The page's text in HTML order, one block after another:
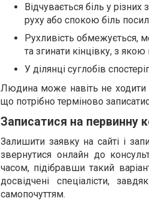
Відчувається біль у
руху або спокою біль
Рухливість обмежується,
та згинати кінцівку, з
У ділянці суглобів
Людина може навіть не ходити
що потрібно терміново
Записатися на первинну
Залишити заявку на сайті і
звернутися онлайн до
часом, підібравши такий
досвідчені спеціалісти,
самопочуттям.